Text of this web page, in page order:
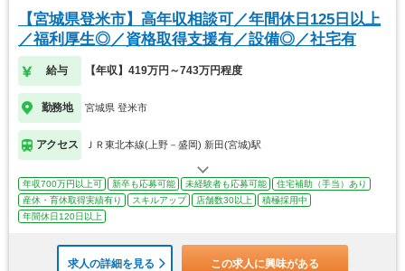
【宮城県登米市】高年収相談可／年間休日125日以上
／福利厚生◎／資格取得支援有／設備◎／社宅有
給与 【年収】419万円～743万円程度
勤務地 宮城県 登米市
アクセス ＪＲ東北本線(上野－盛岡) 新田(宮城)駅
年収700万円以上可 新卒も応募可能 未経験者も応募可能
住宅補助（手当）あり
産休・育休取得実績有り
スキルアップ 店舗数30以上
積極採用中
年間休日120日以上
求人の詳細を見る この求人に興味がある